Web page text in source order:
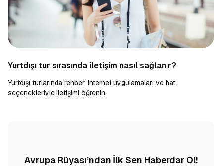
Yurtdışı tur sırasında iletişim nasıl sağlanır?
Yurtdışı turlarında rehber, internet uygulamaları ve hat
seçenekleriyle iletişimi öğrenin.
Avrupa Rüyası’ndan İlk Sen Haberdar Ol!